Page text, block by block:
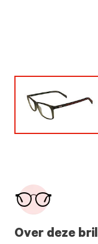
Over deze bril